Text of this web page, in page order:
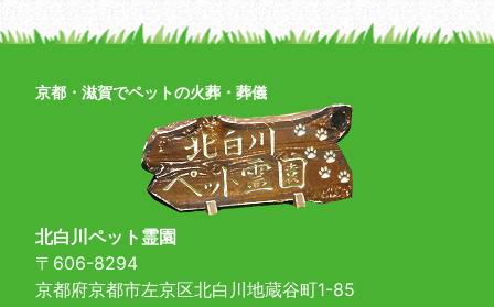
京都・滋賀でペットの火葬・葬儀
北白川ペット霊園
〒606-8294
京都府京都市左京区北白川地蔵谷町1-85